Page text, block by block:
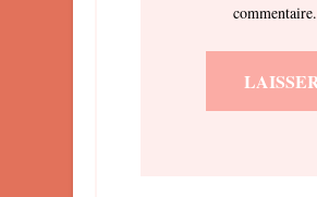
commentaire.